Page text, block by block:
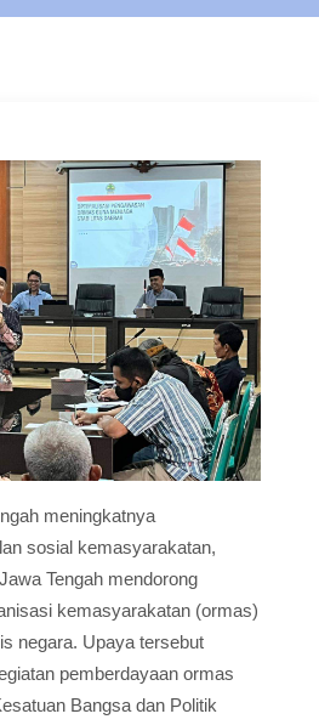
meningkatnya
sosial kemasyarakatan,
Tengah mendorong
kemasyarakatan (ormas)
negara. Upaya tersebut
pemberdayaan ormas
Bangsa dan Politik